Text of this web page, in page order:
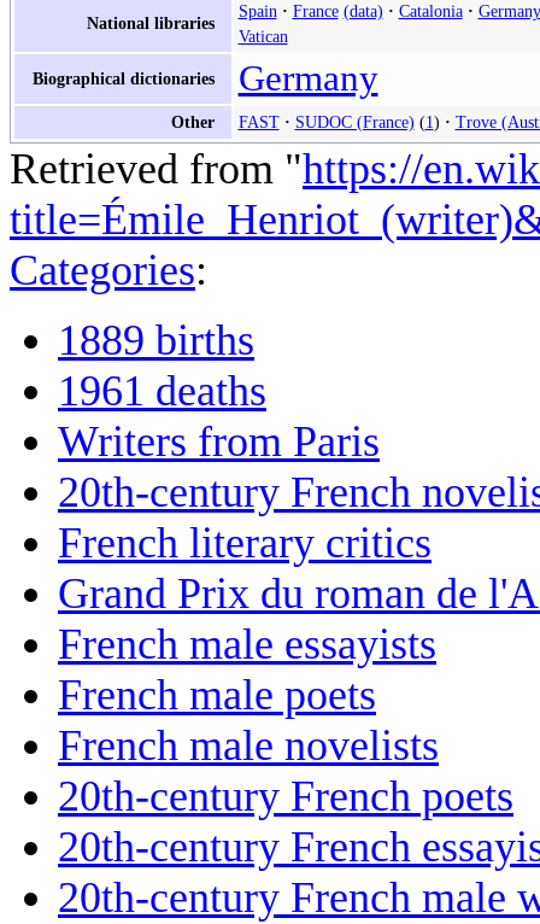
National libraries
Spain France (data) Catalonia
Germany
Vatican
Biographical dictionaries Germany
Other FAST SUDOC (France) 1 Trove
Retrieved from "https://
Categories:
1889 births
1961 deaths
Writers from Paris
20th-century French
French literary critics
Grand Prix du roman de
French male essayists
French male poets
French male novelists
20th-century French poets
20th-century French
20th-century French male